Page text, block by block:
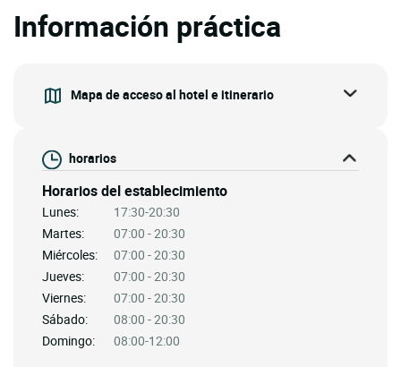
Información práctica
Mapa de acceso al hotel e itinerario
horarios
Horarios del establecimiento
Lunes:
17:30-20:30
Martes:
07:00 - 20:30
Miércoles:
07:00 - 20:30
Jueves:
07:00 - 20:30
Viernes:
07:00 - 20:30
Sábado:
08:00 - 20:30
Domingo:
08:00-12:00